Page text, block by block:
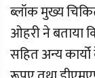
ब्लॉक मुख्य
ओहरी ने बताया
सहित अन्य